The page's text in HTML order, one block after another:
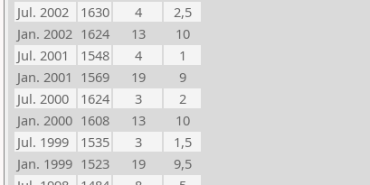
Jul. 2002
1630 4
2,5
Jan. 2002 1624 13
10
Jul. 2001
1548 4
1
Jan. 2001 1569 19
9
Jul. 2000
1624 3
2
Jan. 2000 1608 13
10
Jul. 1999
1535 3
1,5
Jan. 1999 1523 19
9,5